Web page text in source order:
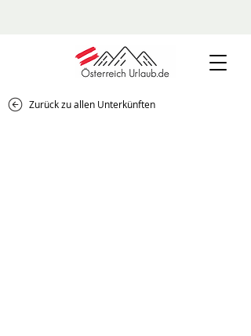
Zurück zu allen Unterkünften